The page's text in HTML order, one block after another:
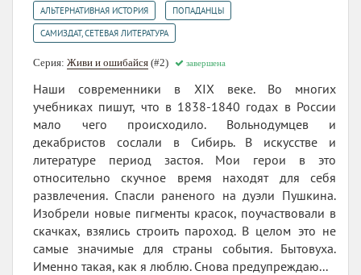
АЛЬТЕРНАТИВНАЯ ИСТОРИЯ ПОПАДАНЦЫ
САМИЗДАТ, СЕТЕВАЯ ЛИТЕРАТУРА
Серия: Живи и ошибайся (#2) завершена
Наши современники в XIX веке. Во многих
учебниках пишут, что в 1838-1840 годах в России
мало чего происходило. Вольнодумцев и
декабристов сослали в Сибирь. В искусстве и
литературе период застоя. Мои герои в это
относительно скучное время находят для себя
развлечения. Спасли раненого на дуэли Пушкина.
Изобрели новые пигменты красок, поучаствовали в
скачках, взялись строить пароход. В целом это не
самые значимые для страны события. Бытовуха.
Именно такая, как я люблю. Снова предупреждаю...